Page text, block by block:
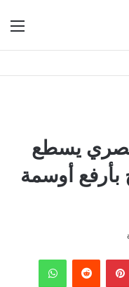
مصري يسطع
أوسمة
بينتيريست واتساب